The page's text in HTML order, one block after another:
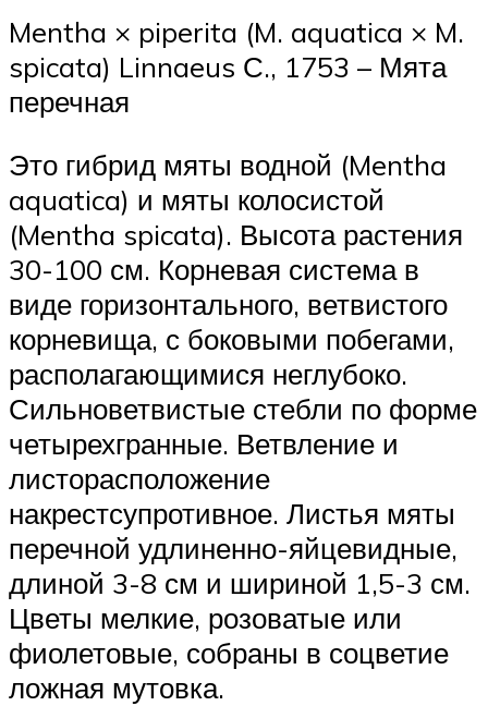
Mentha × piperita (M. aquatica × M.
spicata) Linnaeus С., 1753 – Мята
перечная
Это гибрид мяты водной (Mentha
aquatica) и мяты колосистой
(Mentha spicata). Высота растения
30-100 см. Корневая система в
виде горизонтального, ветвистого
корневища, с боковыми побегами,
располагающимися неглубоко.
Сильноветвистые стебли по форме
четырехгранные. Ветвление и
листорасположение
накрестсупротивное. Листья мяты
перечной удлиненно-яйцевидные,
длиной 3-8 см и шириной 1,5-3 см.
Цветы мелкие, розоватые или
фиолетовые, собраны в соцветие
ложная мутовка.